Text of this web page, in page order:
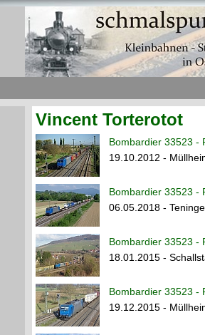
Vincent Torterotot
Bombardier 33523 -
19.10.2012 -
Bombardier 33523 -
06.05.2018 -
Bombardier 33523 -
18.01.2015 -
Bombardier 33523 -
19.12.2015 -